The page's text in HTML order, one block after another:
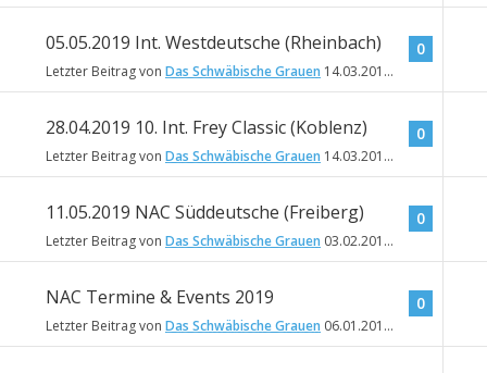
05.05.2019 Int. Westdeutsche (Rheinbach)
Letzter Beitrag von Das Schwäbische Grauen 14.03.2019
0
28.04.2019 10. Int. Frey Classic (Koblenz)
Letzter Beitrag von Das Schwäbische Grauen 14.03.2019
0
11.05.2019 NAC Süddeutsche (Freiberg)
Letzter Beitrag von Das Schwäbische Grauen 03.02.2019
0
NAC Termine & Events 2019
Letzter Beitrag von Das Schwäbische Grauen 06.01.2019
0